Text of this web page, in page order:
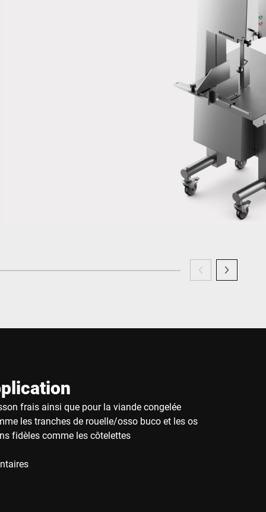
frais ainsi que pour la viande congelée
les tranches de rouelle/osso buco et les os
fidèles comme les côtelettes